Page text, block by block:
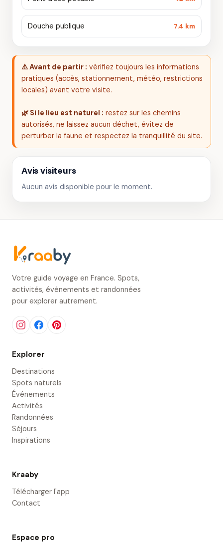
Douche publique 7.4 km
⚠️ Avant de partir : vérifiez toujours les informations
pratiques (accès, stationnement, météo, restrictions
locales) avant votre visite.
🌿 Si le lieu est naturel : restez sur les chemins
autorisés, ne laissez aucun déchet, évitez de
perturber la faune et respectez la tranquillité du site.
Avis visiteurs
Aucun avis disponible pour le moment.
Votre guide voyage en France. Spots,
activités, événements et randonnées
pour explorer autrement.
Explorer
Destinations
Spots naturels
Événements
Activités
Randonnées
Séjours
Inspirations
Kraaby
Télécharger l'app
Contact
Espace pro